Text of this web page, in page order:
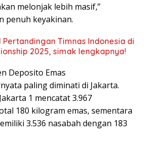
melonjak lebih masif,”
penuh keyakinan.
Pertandingan Timnas Indonesia di
2025, simak lengkapnya!
Deposito Emas
paling diminati di Jakarta.
1 mencatat 3.967
180 kilogram emas, sementara
3.536 nasabah dengan 183